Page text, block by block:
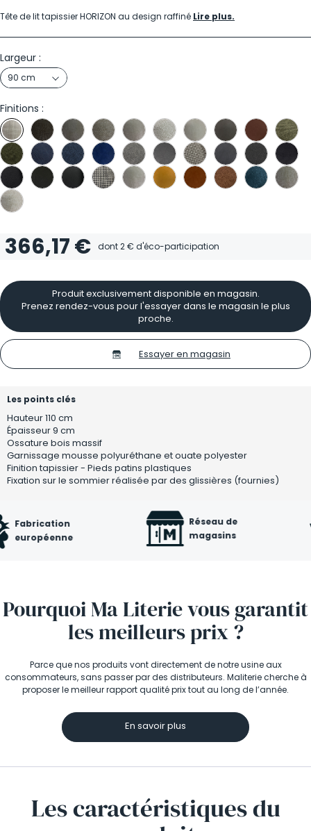
Tête de lit tapissier HORIZON au design raffiné Lire plus.
Largeur :
90 cm
Finitions :
366,17 € dont2 € d'éco-participation
Produit exclusivement disponible en magasin.
Prenez rendez-vous pour l'essayer dans le magasin le plus
proche.
Essayer en magasin
Les points clés
Hauteur 110 cm
Épaisseur 9 cm
Ossature bois massif
Garnissage mousse polyuréthane et ouate polyester
Finition tapissier - Pieds patins plastiques
Fixation sur le sommier réalisée par des glissières (fournies)
Réseau de
Pourquoi Ma Literie vous garantit
les meilleurs prix ?
Parce que nos produits vont directement de notre usine aux
consommateurs, sans passer par des distributeurs. Maliterie cherche à
proposer le meilleur rapport qualité prix tout au long de l’année.
En savoir plus
Les caractéristiquesdu